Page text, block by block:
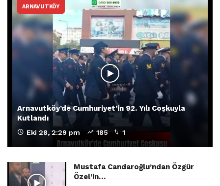
ARNAVUTKÖY
Arnavutköy’de Cumhuriyet’in 92. Yılı Coşkuyla
Kutlandı
Eki 28, 2:29 pm 185 1
Mustafa Candaroğlu’ndan Özgür
Özel’in…